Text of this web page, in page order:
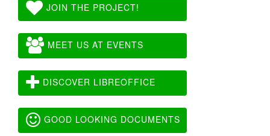
JOIN THE PROJECT!
MEET US AT EVENTS
DISCOVER LIBREOFFICE
GOOD LOOKING DOCUMENTS